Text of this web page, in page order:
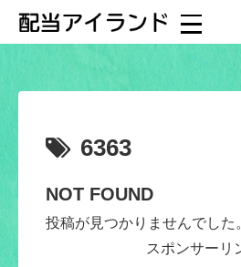
6363
NOT FOUND
投稿が見つかりませんでした
スポンサーリ